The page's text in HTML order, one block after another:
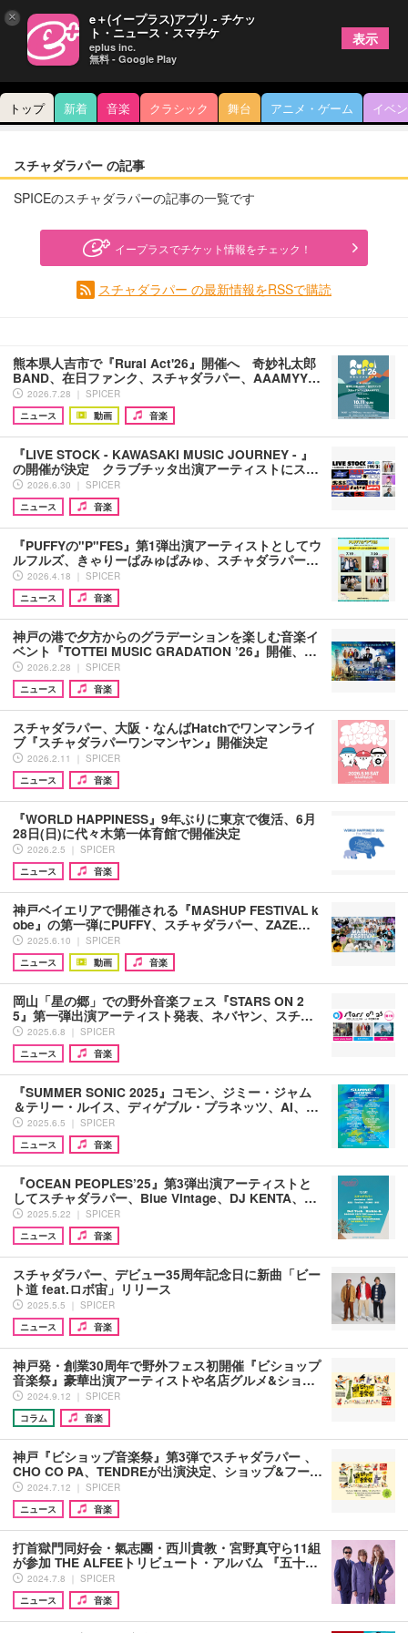
トップ 新着 音楽 クラシック 舞台 アニメ・ゲーム イベ
スチャダラパー の記事
SPICEのスチャダラパーの記事の一覧です
イープラスでチケット情報をチェック！
スチャダラパー の最新情報をRSSで購読
熊本県人吉市で『Rural Act'26』開催へ 奇妙礼太郎
BAND、在日ファンク、スチャダラパー、AAAMYY…
2026.7.28 ｜ SPICER
ニュース
動画 音楽
『LIVE STOCK - KAWASAKI MUSIC JOURNEY - 』
の開催が決定 クラブチッタ出演アーティストにス…
2026.6.30 ｜ SPICER
ニュース
音楽
『PUFFYの"P"FES』第1弾出演アーティストとしてウ
ルフルズ、きゃりーぱみゅぱみゅ、スチャダラパー…
2026.4.18 ｜ SPICER
ニュース
音楽
神戸の港で夕方からのグラデーションを楽しむ音楽イ
ベント『TOTTEI MUSIC GRADATION ’26』開催、…
2026.2.28 ｜ SPICER
ニュース
音楽
スチャダラパー、大阪・なんばHatchでワンマンライ
ブ『スチャダラパーワンマンヤン』開催決定
2026.2.11 ｜ SPICER
ニュース
音楽
『WORLD HAPPINESS』9年ぶりに東京で復活、6⽉
28⽇(⽇)に代々木第一体育館で開催決定
2026.2.5 ｜ SPICER
ニュース
音楽
神戸ベイエリアで開催される『MASHUP FESTIVAL k
obe』の第一弾にPUFFY、スチャダラパー、ZAZE…
2025.6.10 ｜ SPICER
ニュース
動画 音楽
岡山「星の郷」での野外音楽フェス『STARS ON 2
5』第一弾出演アーティスト発表、ネバヤン、スチ…
2025.6.8 ｜ SPICER
ニュース
音楽
『SUMMER SONIC 2025』コモン、ジミー・ジャム
＆テリー・ルイス、ディゲブル・プラネッツ、AI、…
2025.6.5 ｜ SPICER
ニュース
音楽
『OCEAN PEOPLES’25』第3弾出演アーティストと
してスチャダラパー、Blue Vintage、DJ KENTA、…
2025.5.22 ｜ SPICER
ニュース
音楽
スチャダラパー、デビュー35周年記念日に新曲「ビー
ト道 feat.ロボ宙」リリース
2025.5.5 ｜ SPICER
ニュース
音楽
神戸発・創業30周年で野外フェス初開催『ビショップ
音楽祭』豪華出演アーティストや名店グルメ&ショ…
2024.9.12 ｜ SPICER
コラム
音楽
神戸『ビショップ音楽祭』第3弾でスチャダラパー 、
CHO CO PA、TENDREが出演決定、ショップ&フー…
2024.7.12 ｜ SPICER
ニュース
音楽
打首獄門同好会・氣志團・西川貴教・宮野真守ら11組
が参加 THE ALFEEトリビュート・アルバム 『五十…
2024.7.8 ｜ SPICER
ニュース
音楽
× e＋(イープラス)アプリ - チケッ
ト・ニュース・スマチケ
eplus inc.
無料 - Google Play
表示